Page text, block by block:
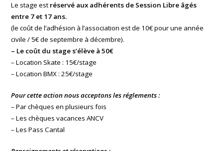
Le stage est réservé aux adhérents de Session Libre âgés
entre 7 et 17 ans.
(le coût de l’adhésion à l’association est de 10€ pour une année
civile / 5€ de septembre à décembre).
– Le coût du stage s’élève à 50€
– Location Skate : 15€/stage
– Location BMX : 25€/stage
Pour cette action nous acceptons les réglements :
– Par chèques en plusieurs fois
– Les chèques vacances ANCV
– Les Pass Cantal